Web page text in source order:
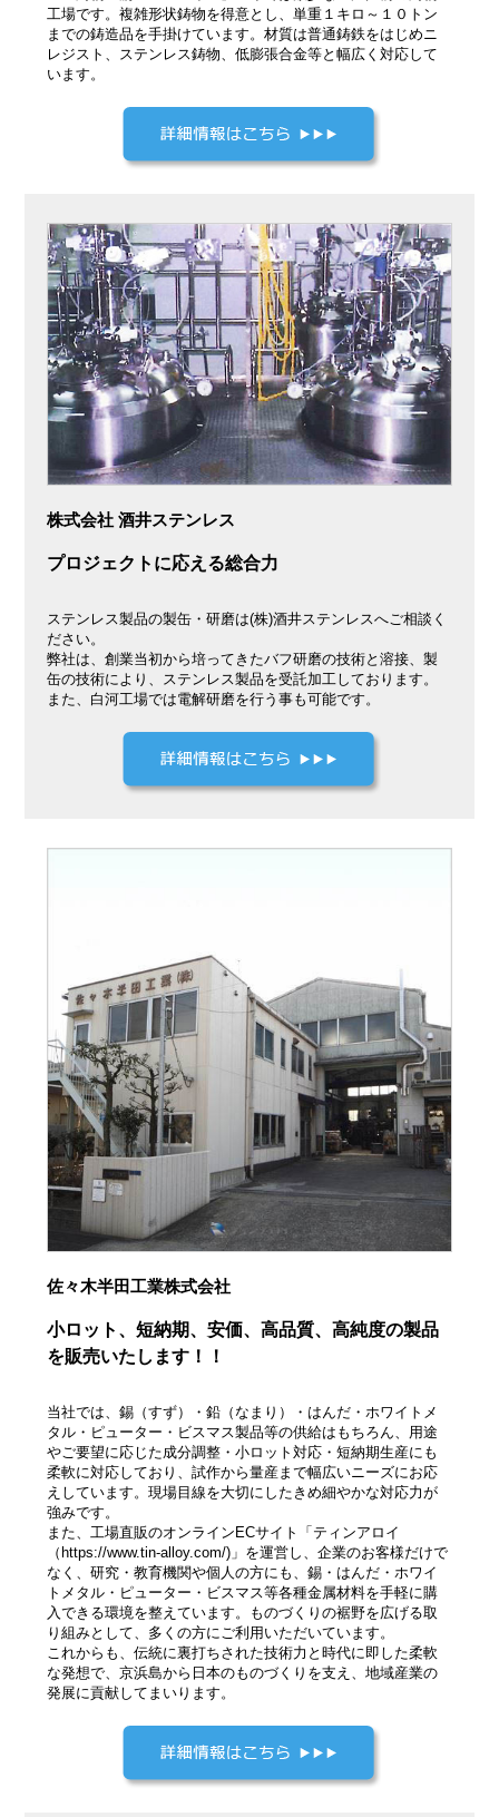
工場です。複雑形状鋳物を得意とし、単重１キロ～１０トン
までの鋳造品を手掛けています。材質は普通鋳鉄をはじめニ
レジスト、ステンレス鋳物、低膨張合金等と幅広く対応して
います。
株式会社 酒井ステンレス
プロジェクトに応える総合力
ステンレス製品の製缶・研磨は(株)酒井ステンレスへご相談く
ださい。
弊社は、創業当初から培ってきたバフ研磨の技術と溶接、製
缶の技術により、ステンレス製品を受託加工しております。
また、白河工場では電解研磨を行う事も可能です。
佐々木半田工業株式会社
小ロット、短納期、安価、高品質、高純度の製品
を販売いたします！！
当社では、錫（すず）・鉛（なまり）・はんだ・ホワイトメ
タル・ピューター・ビスマス製品等の供給はもちろん、用途
やご要望に応じた成分調整・小ロット対応・短納期生産にも
柔軟に対応しており、試作から量産まで幅広いニーズにお応
えしています。現場目線を大切にしたきめ細やかな対応力が
強みです。
また、工場直販のオンラインECサイト「ティンアロイ
（https://www.tin-alloy.com/)」を運営し、企業のお客様だけで
なく、研究・教育機関や個人の方にも、錫・はんだ・ホワイ
トメタル・ピューター・ビスマス等各種金属材料を手軽に購
入できる環境を整えています。ものづくりの裾野を広げる取
り組みとして、多くの方にご利用いただいています。
これからも、伝統に裏打ちされた技術力と時代に即した柔軟
な発想で、京浜島から日本のものづくりを支え、地域産業の
発展に貢献してまいります。